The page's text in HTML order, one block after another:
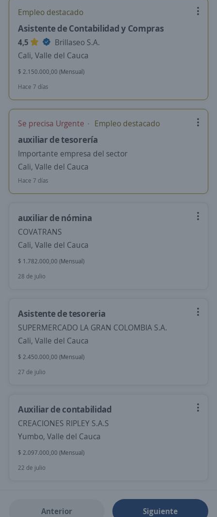
Empleo destacado
Asistente de Contabilidad y Compras
4,5
Brillaseo S.A.
Cali, Valle del Cauca
$ 2.150.000,00 (Mensual)
Hace 7 días
Se precisa Urgente Empleo destacado
auxiliar de tesorería
Importante empresa del sector
Cali, Valle del Cauca
Hace 7 días
auxiliar de nómina
COVATRANS
Cali, Valle del Cauca
$ 1.782.000,00 (Mensual)
28 de julio
Asistente de tesoreria
SUPERMERCADO LA GRAN COLOMBIA S.A.
Cali, Valle del Cauca
$ 2.450.000,00 (Mensual)
27 de julio
Auxiliar de contabilidad
CREACIONES RIPLEY S.A.S
Yumbo, Valle del Cauca
$ 2.097.000,00 (Mensual)
22 de julio
Anterior Siguiente